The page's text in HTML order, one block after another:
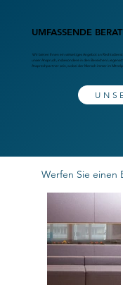
Werfen Sie einen
UMFASSENDE
Wir bieten Ihnen ein vielseitiges Angebot an
unser Anspruch, insbesondere in den Bereichen
Ansprechpartner sein, wobei der Mensch immer im